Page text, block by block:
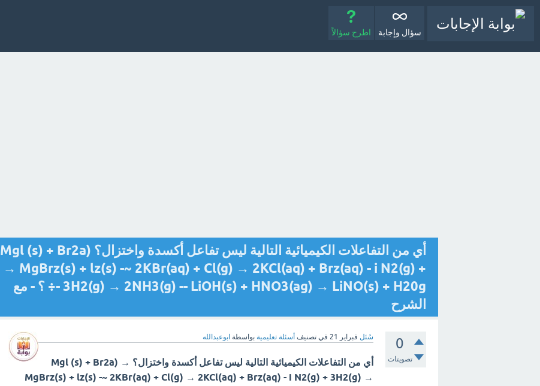
سؤال وإجابة اطرح سؤالاً
أي من التفاعلات الكيميائية التالية ليس تفاعل أكسدة واختزال؟ Mgl (s) + Br2a)
→ MgBrz(s) + lz(s) -~ 2KBr(aq) + Cl(g) → 2KCl(aq) + Brz(aq) - i N2(g) +
3H2(g) → 2NH3(g) -- LiOH(s) + HNO3(ag) → LiNO(s) + H20g -÷ ؟ - مع
الشرح
0
تصويتات
سُئل فبراير 21 في تصنيف أسئلة تعليمية بواسطة ابوعبدالله
أي من التفاعلات الكيميائية التالية ليس تفاعل أكسدة واختزال؟ Mgl (s) + Br2a) →
MgBrz(s) + lz(s) -~ 2KBr(aq) + Cl(g) → 2KCl(aq) + Brz(aq) - i N2(g) + 3H2(g) →